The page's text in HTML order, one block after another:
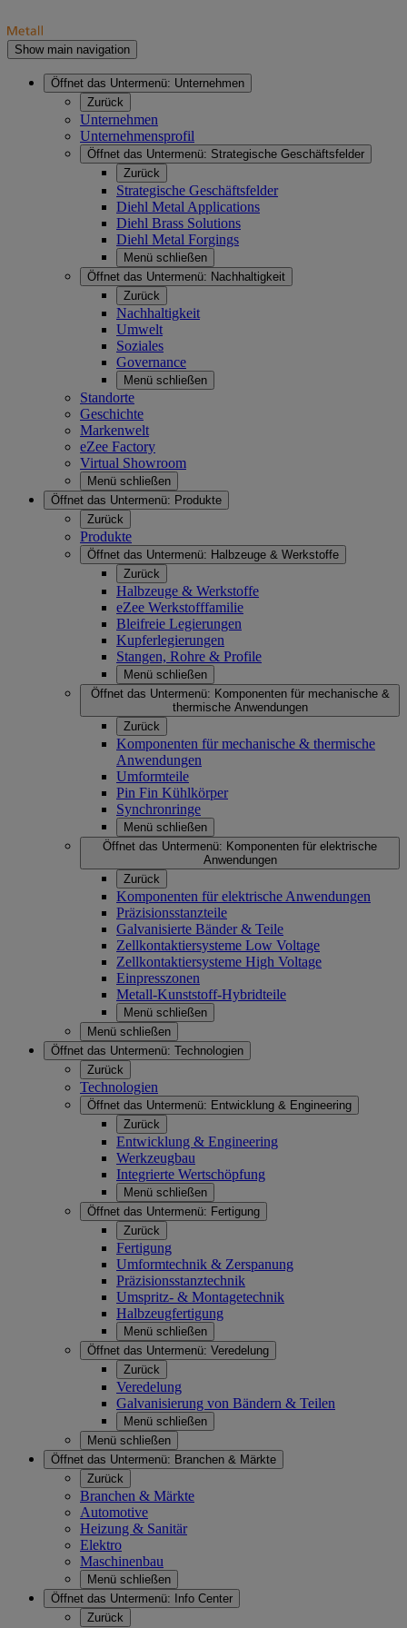
Show main navigation
Öffnet das Untermenü: Unternehmen
Zurück
Unternehmen
Unternehmensprofil
Öffnet das Untermenü: Strategische Geschäftsfelder
Zurück
Strategische Geschäftsfelder
Diehl Metal Applications
Diehl Brass Solutions
Diehl Metal Forgings
Menü schließen
Öffnet das Untermenü: Nachhaltigkeit
Zurück
Nachhaltigkeit
Umwelt
Soziales
Governance
Menü schließen
Standorte
Geschichte
Markenwelt
eZee Factory
Virtual Showroom
Menü schließen
Öffnet das Untermenü: Produkte
Zurück
Produkte
Öffnet das Untermenü: Halbzeuge & Werkstoffe
Zurück
Halbzeuge & Werkstoffe
eZee Werkstofffamilie
Bleifreie Legierungen
Kupferlegierungen
Stangen, Rohre & Profile
Menü schließen
Öffnet das Untermenü: Komponenten für mechanische &
thermische Anwendungen
Zurück
Komponenten für mechanische & thermische
Anwendungen
Umformteile
Pin Fin Kühlkörper
Synchronringe
Menü schließen
Öffnet das Untermenü: Komponenten für elektrische
Anwendungen
Zurück
Komponenten für elektrische Anwendungen
Präzisionsstanzteile
Galvanisierte Bänder & Teile
Zellkontaktiersysteme Low Voltage
Zellkontaktiersysteme High Voltage
Einpresszonen
Metall-Kunststoff-Hybridteile
Menü schließen
Menü schließen
Öffnet das Untermenü: Technologien
Zurück
Technologien
Öffnet das Untermenü: Entwicklung & Engineering
Zurück
Entwicklung & Engineering
Werkzeugbau
Integrierte Wertschöpfung
Menü schließen
Öffnet das Untermenü: Fertigung
Zurück
Fertigung
Umformtechnik & Zerspanung
Präzisionsstanztechnik
Umspritz- & Montagetechnik
Halbzeugfertigung
Menü schließen
Öffnet das Untermenü: Veredelung
Zurück
Veredelung
Galvanisierung von Bändern & Teilen
Menü schließen
Menü schließen
Öffnet das Untermenü: Branchen & Märkte
Zurück
Branchen & Märkte
Automotive
Heizung & Sanitär
Elektro
Maschinenbau
Menü schließen
Öffnet das Untermenü:
Info Center
Zurück